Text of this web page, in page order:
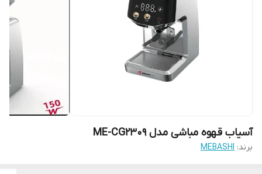
آسیاب قهوه مباشی مدل ME-CG2309
برند: MEBASHI